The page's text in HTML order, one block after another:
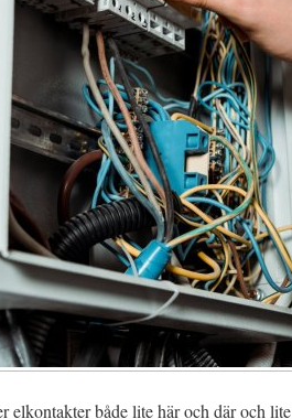
elkontakter både lite här och där och